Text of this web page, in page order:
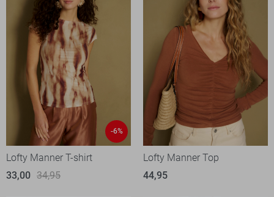
-6%
Lofty Manner T-shirt
33,00 34,95
Lofty Manner Top
44,95